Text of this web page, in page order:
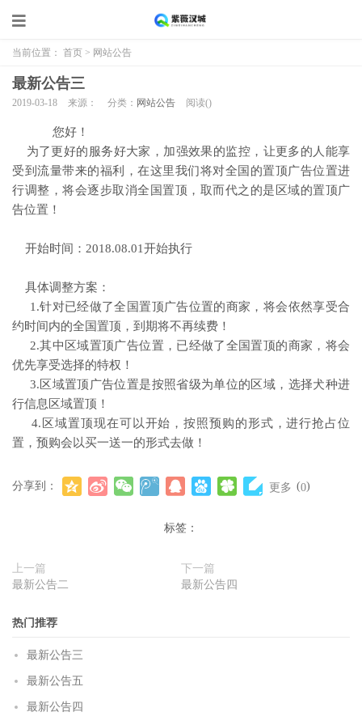
当前位置： 首页 > 网站公告
最新公告三
2019-03-18 来源： 分类： 网站公告 阅读()
您好！
为了更好的服务好大家，加强效果的监控，让更多的人能享
受到流量带来的福利，在这里我们将对全国的置顶广告位置进
行调整，将会逐步取消全国置顶，取而代之的是区域的置顶广
告位置！
开始时间：2018.08.01开始执行
具体调整方案：
1.针对已经做了全国置顶广告位置的商家，将会依然享受合
约时间内的全国置顶，到期将不再续费！
2.其中区域置顶广告位置，已经做了全国置顶的商家，将会
优先享受选择的特权！
3.区域置顶广告位置是按照省级为单位的区域，选择犬种进
行信息区域置顶！
4.区域置顶现在可以开始，按照预购的形式，进行抢占位
置，预购会以买一送一的形式去做！
分享到： 更多 (0)
标签：
上一篇
最新公告二
下一篇
最新公告四
热门推荐
最新公告三
最新公告五
最新公告四